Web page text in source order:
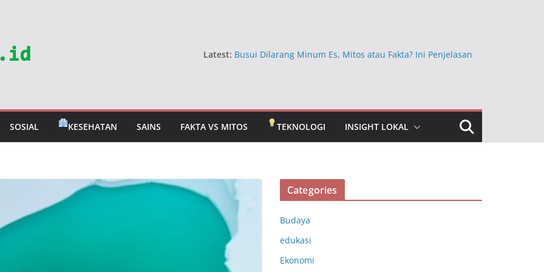
Latest: Busui Dilarang Minum Es, Mitos atau Fakta? Ini Penjelasan
Berbahaya bagi Kesehatan?
Mitos Rabun Jauh yang Masih Dipercaya, Ini Faktanya
Dokter Ungkap Khasiat Vitamin C untuk Menjaga Daya
SOSIAL KESEHATAN SAINS FAKTA VS MITOS TEKNOLOGI INSIGHT LOKAL
Categories
Budaya
edukasi
Ekonomi